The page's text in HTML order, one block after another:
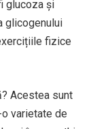
glucoza și
glicogenului
fizice
Acestea sunt
varietate de